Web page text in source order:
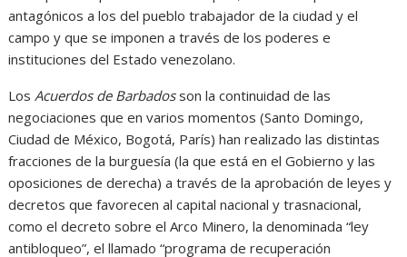
antagónicos a los del pueblo trabajador de la ciudad y el
campo y que se imponen a través de los poderes e
instituciones del Estado venezolano.
Los Acuerdos de Barbadosson la continuidad de las
negociaciones que en varios momentos (Santo Domingo,
Ciudad de México, Bogotá, París) han realizado las distintas
fracciones de la burguesía (la que está en el Gobierno y las
oposiciones de derecha) a través de la aprobación de leyes y
decretos que favorecen al capital nacional y trasnacional,
como el decreto sobre el Arco Minero, la denominada “ley
antibloqueo”, el llamado “programa de recuperación